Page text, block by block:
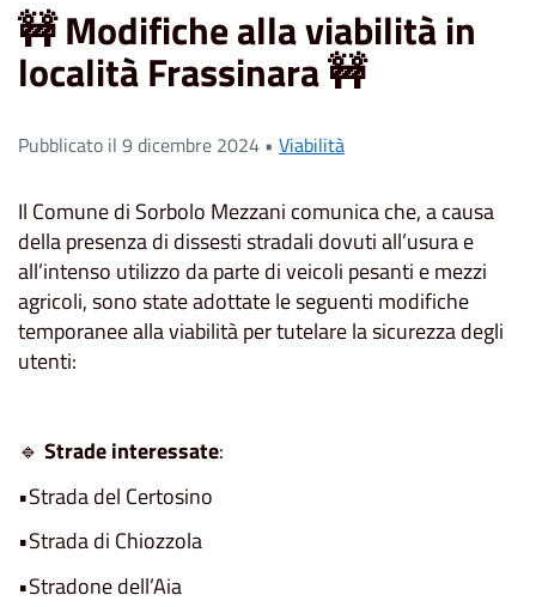
🚧 Modifiche alla viabilità in
località Frassinara 🚧
Pubblicato il 9 dicembre 2024 • Viabilità
Il Comune di Sorbolo Mezzani comunica che, a causa
della presenza di dissesti stradali dovuti all’usura e
all’intenso utilizzo da parte di veicoli pesanti e mezzi
agricoli, sono state adottate le seguenti modifiche
temporanee alla viabilità per tutelare la sicurezza degli
utenti:
🔹 Strade interessate:
•Strada del Certosino
•Strada di Chiozzola
•Stradone dell’Aia